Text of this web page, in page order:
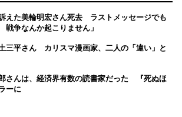
えた美輪明宏さん死去 ラストメッセージでも
争なんか起こりません」
三平さん カリスマ漫画家、二人の「違い」と
さんは、経済界有数の読書家だった 『死ぬほ
ーに